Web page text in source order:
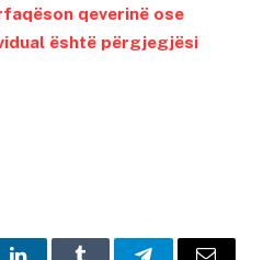
qeverinë ose
është përgjegjësi